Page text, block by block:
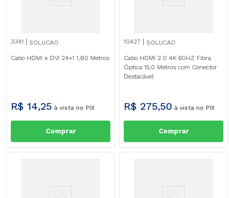
3341 SOLUCAO
Cabo HDMI x DVI 24+1 1,80 Metros
R$ 14,25 à vista no PIX
Comprar
10427 SOLUCAO
Cabo HDMI 2.0 4K 60HZ Fibra
Óptica 15,0 Metros com Conector
Destacável
R$ 275,50 à vista no PIX
Comprar